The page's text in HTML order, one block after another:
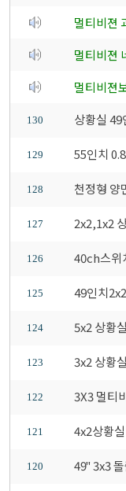
멀티비젼
멀티비젼
멀티비젼
130 상황실
129 55인치
128 천정형 양
127 2x2,1x2
126 40ch스위
125 49인치
124 5x2 상황
123 3x2 상황
122 3X3 멀티
121 4x2상황
120 49" 3x3